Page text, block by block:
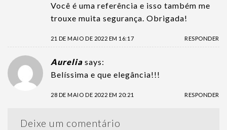
Você é uma referência e isso também me
trouxe muita segurança. Obrigada!
21 DE MAIO DE 2022 EM 16:17 RESPONDER
Aurelia says:
Belíssima e que elegância!!!
28 DE MAIO DE 2022 EM 20:21 RESPONDER
Deixe um comentário